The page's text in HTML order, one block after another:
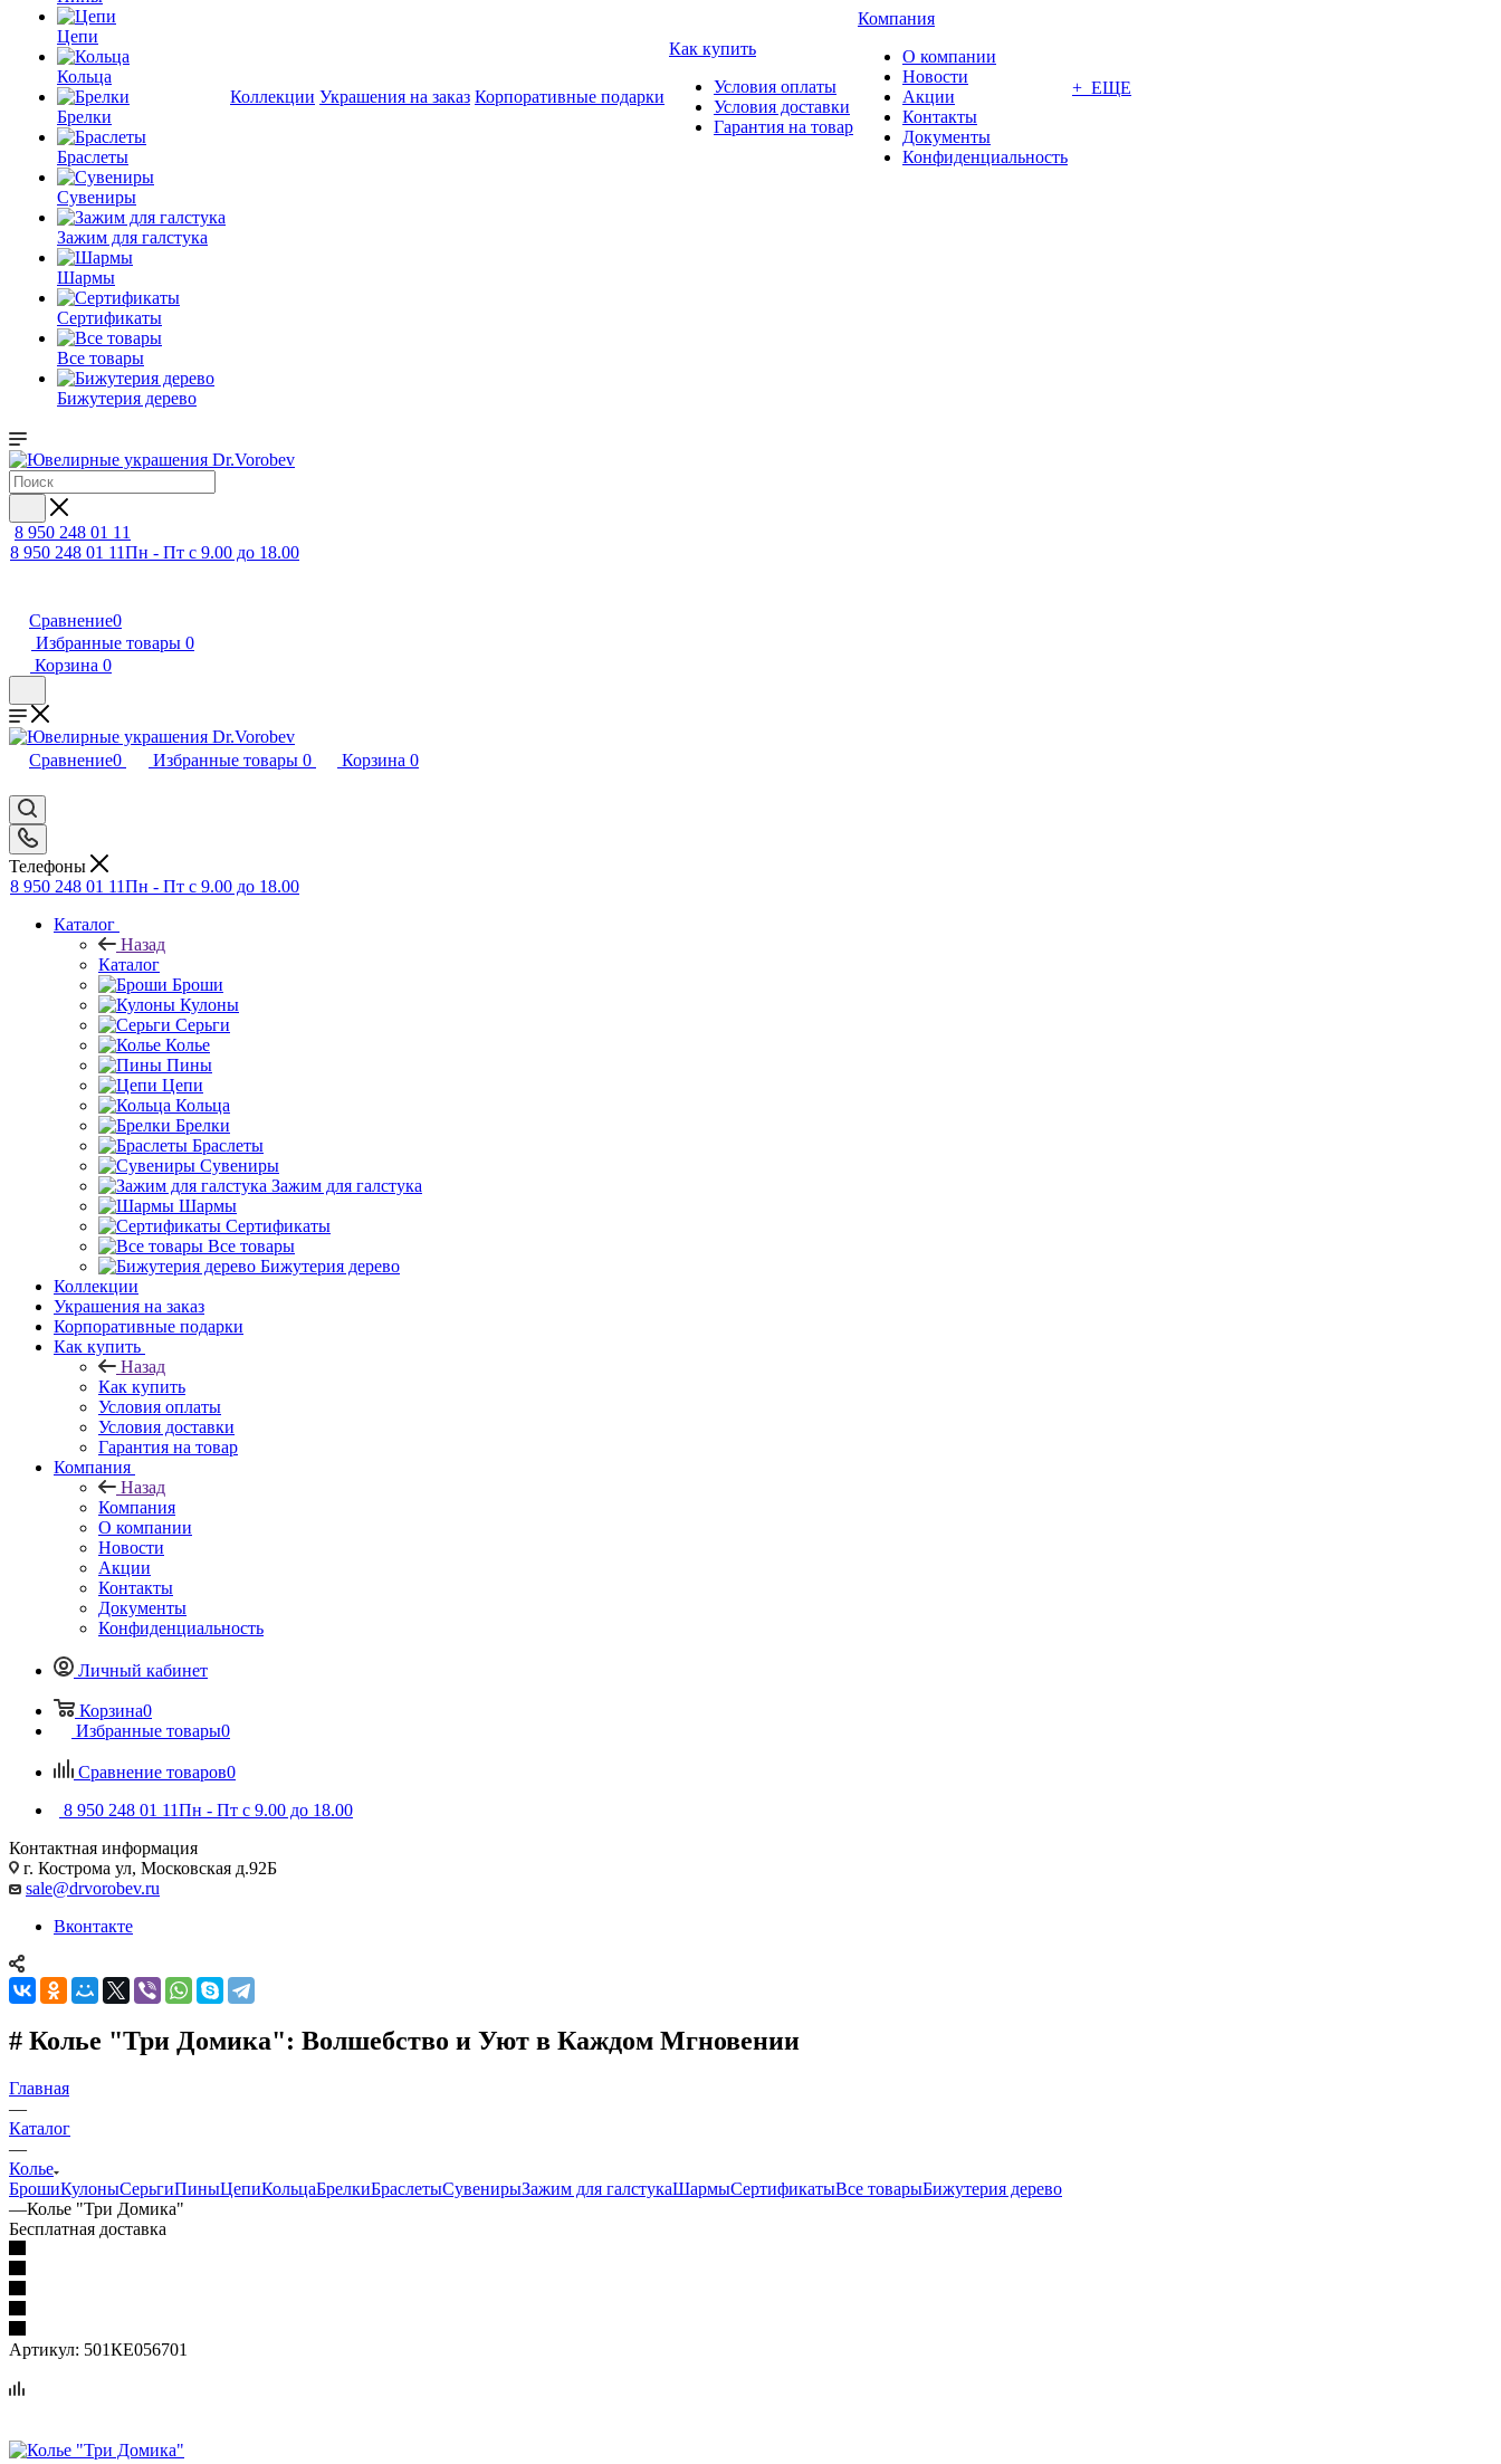
Цепи
Кольца
Брелки
Браслеты
Сувениры
Зажим для галстука
Шармы
Сертификаты
Все товары
Бижутерия дерево
Коллекции Украшения на заказ Корпоративные подарки
Как купить
Условия оплаты
Условия доставки
Гарантия на товар
Компания
О компании
Новости
Акции
Контакты
Документы
Конфиденциальность
+ ЕЩЕ
8 950 248 01 11
8 950 248 01 11Пн - Пт с 9.00 до 18.00
Сравнение0
Избранные товары 0
Корзина 0
Сравнение0 Избранные товары 0 Корзина 0
Телефоны
8 950 248 01 11Пн - Пт с 9.00 до 18.00
Каталог
Назад
Каталог
Броши
Кулоны
Серьги
Колье
Пины
Цепи
Кольца
Брелки
Браслеты
Сувениры
Зажим для галстука
Шармы
Сертификаты
Все товары
Бижутерия дерево
Коллекции
Украшения на заказ
Корпоративные подарки
Как купить
Назад
Как купить
Условия оплаты
Условия доставки
Гарантия на товар
Компания
Назад
Компания
О компании
Новости
Акции
Контакты
Документы
Конфиденциальность
Личный кабинет
Корзина0
Избранные товары0
Сравнение товаров0
8 950 248 01 11Пн - Пт с 9.00 до 18.00
Контактная информация
г. Кострома ул, Московская д.92Б
sale@drvorobev.ru
Вконтакте
# Колье "Три Домика": Волшебство и Уют в Каждом Мгновении
Главная
—
Каталог
—
Колье
БрошиКулоныСерьгиПиныЦепиКольцаБрелкиБраслетыСувенирыЗажим для галстукаШармыСертификатыВсе товарыБижутерия дерево
—Колье "Три Домика"
Бесплатная доставка
Артикул: 501КЕ056701